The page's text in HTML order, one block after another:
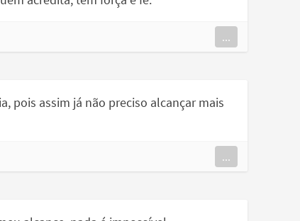
...
pois assim já não preciso alcançar mais
...